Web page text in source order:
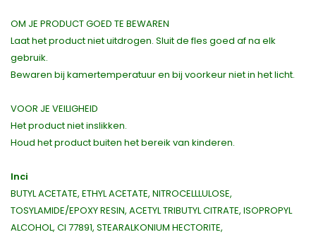
OM JE PRODUCT GOED TE BEWAREN
Laat het product niet uitdrogen. Sluit de fles goed af na elk
gebruik.
Bewaren bij kamertemperatuur en bij voorkeur niet in het licht.
VOOR JE VEILIGHEID
Het product niet inslikken.
Houd het product buiten het bereik van kinderen.
Inci
BUTYL ACETATE, ETHYL ACETATE, NITROCELLLULOSE,
TOSYLAMIDE/EPOXY RESIN, ACETYL TRIBUTYL CITRATE, ISOPROPYL
ALCOHOL, CI 77891, STEARALKONIUM HECTORITE,